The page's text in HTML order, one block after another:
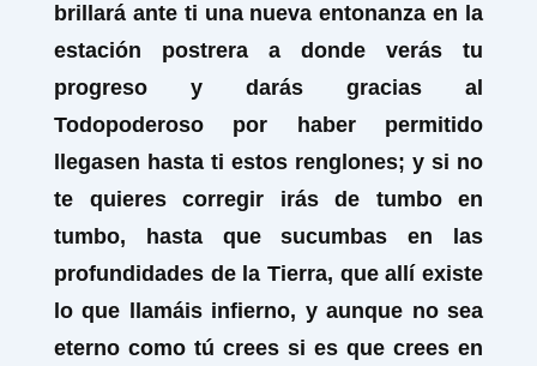
brillará ante ti una nueva entonanza en la
estación postrera a donde verás tu
progreso y darás gracias al
Todopoderoso por haber permitido
llegasen hasta ti estos renglones; y si no
te quieres corregir irás de tumbo en
tumbo, hasta que sucumbas en las
profundidades de la Tierra, que allí existe
lo que llamáis infierno, y aunque no sea
eterno como tú crees si es que crees en